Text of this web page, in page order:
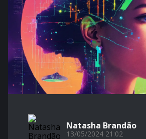
Natasha Brandão
13/05/2024 21:02